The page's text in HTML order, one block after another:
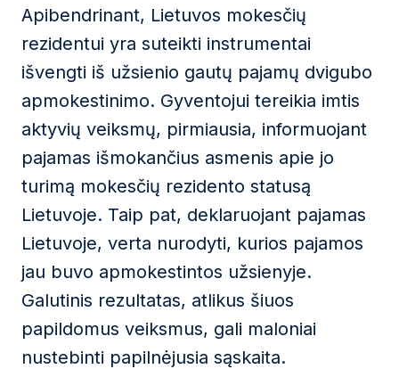
Apibendrinant, Lietuvos mokesčių
rezidentui yra suteikti instrumentai
išvengti iš užsienio gautų pajamų dvigubo
apmokestinimo. Gyventojui tereikia imtis
aktyvių veiksmų, pirmiausia, informuojant
pajamas išmokančius asmenis apie jo
turimą mokesčių rezidento statusą
Lietuvoje. Taip pat, deklaruojant pajamas
Lietuvoje, verta nurodyti, kurios pajamos
jau buvo apmokestintos užsienyje.
Galutinis rezultatas, atlikus šiuos
papildomus veiksmus, gali maloniai
nustebinti papilnėjusia sąskaita.